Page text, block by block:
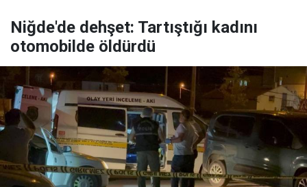
Niğde'de dehşet: Tartıştığı kadını
otomobilde öldürdü